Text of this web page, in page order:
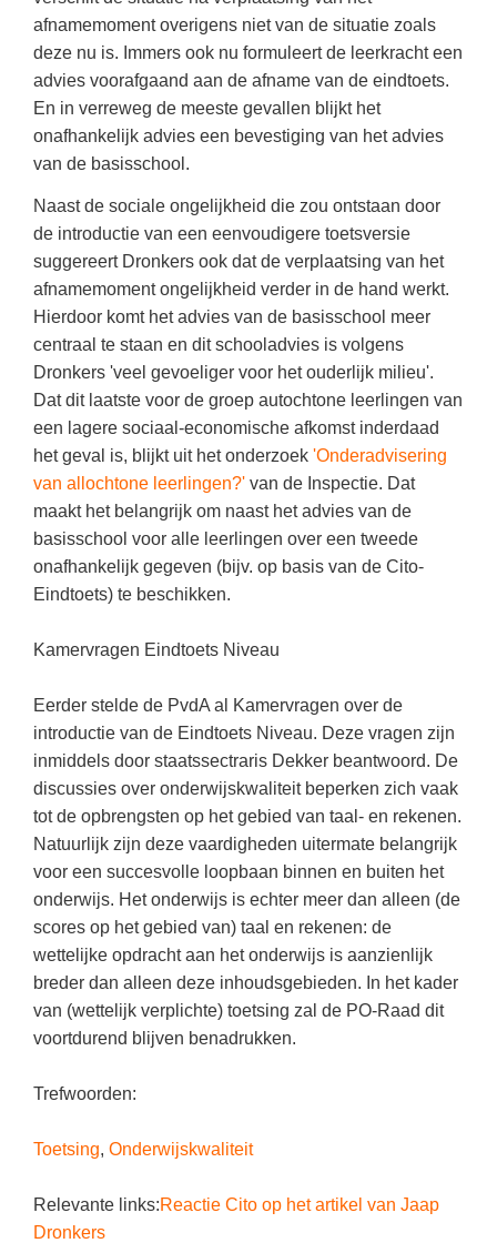
Spelletjes
Sprookjes
Startpagina onderwijs
Tweede Wereldoorlog
Studieschuld & Hypotheek
Studenten laptop
Docentenplein nieuwsbrief
Onderwijs CV
Schoolvakanties
Huiswerkbegeleiding
Huiswerkbegeleider zoeken
Huiswerkbegeleider worden
afnamemoment overigens niet van de situatie zoals
deze nu is. Immers ook nu formuleert de leerkracht een
advies voorafgaand aan de afname van de eindtoets.
En in verreweg de meeste gevallen blijkt het
onafhankelijk advies een bevestiging van het advies
van de basisschool.
Naast de sociale ongelijkheid die zou ontstaan door
de introductie van een eenvoudigere toetsversie
suggereert Dronkers ook dat de verplaatsing van het
afnamemoment ongelijkheid verder in de hand werkt.
Hierdoor komt het advies van de basisschool meer
centraal te staan en dit schooladvies is volgens
Dronkers 'veel gevoeliger voor het ouderlijk milieu'.
Dat dit laatste voor de groep autochtone leerlingen van
een lagere sociaal-economische afkomst inderdaad
het geval is, blijkt uit het onderzoek 'Onderadvisering
van allochtone leerlingen?' van de Inspectie. Dat
maakt het belangrijk om naast het advies van de
basisschool voor alle leerlingen over een tweede
onafhankelijk gegeven (bijv. op basis van de Cito-
Eindtoets) te beschikken.
Kamervragen Eindtoets Niveau
Eerder stelde de PvdA al Kamervragen over de
introductie van de Eindtoets Niveau. Deze vragen zijn
inmiddels door staatssectraris Dekker beantwoord. De
discussies over onderwijskwaliteit beperken zich vaak
tot de opbrengsten op het gebied van taal- en rekenen.
Natuurlijk zijn deze vaardigheden uitermate belangrijk
voor een succesvolle loopbaan binnen en buiten het
onderwijs. Het onderwijs is echter meer dan alleen (de
scores op het gebied van) taal en rekenen: de
wettelijke opdracht aan het onderwijs is aanzienlijk
breder dan alleen deze inhoudsgebieden. In het kader
van (wettelijk verplichte) toetsing zal de PO-Raad dit
voortdurend blijven benadrukken.
Trefwoorden:
Toetsing, Onderwijskwaliteit
Relevante links:Reactie Cito op het artikel van Jaap
Dronkers